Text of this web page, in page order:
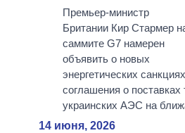
Премьер-министр
Британии Кир Стармер
саммите G7 намерен
объявить о новых
энергетических
соглашения о поставках
украинских АЭС на
14 июня, 2026